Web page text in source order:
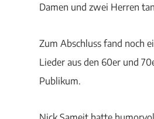
Damen und zwei Herren
Zum Abschluss fand noch
Lieder aus den 60er und
Publikum.